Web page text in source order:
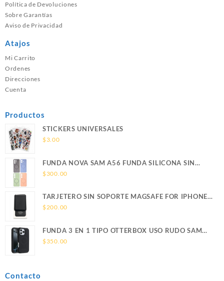
Política de Devoluciones
Sobre Garantías
Aviso de Privacidad
Atajos
Mi Carrito
Ordenes
Direcciones
Cuenta
Productos
STICKERS UNIVERSALES
$3.00
FUNDA NOVA SAM A56 FUNDA SILICONA SIN
SOPORTE MAGNETICO SAMSUNG
$300.00
TARJETERO SIN SOPORTE MAGSAFE FOR IPHONE
LEATHER WALLET MAGSAFE
$200.00
FUNDA 3 EN 1 TIPO OTTERBOX USO RUDO SAM
S26 ULTRA SAMSUNG S26 ULTRA
$350.00
Contacto